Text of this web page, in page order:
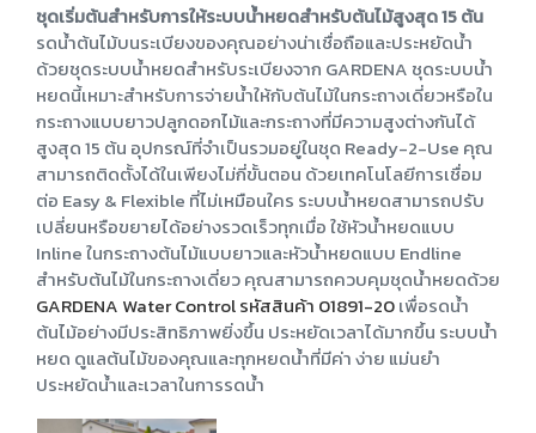
ชุดเริ่มต้นสำหรับการให้ระบบน้ำหยดสำหรับต้นไม้สูงสุด 15 ต้น
รดน้ำต้นไม้บนระเบียงของคุณอย่างน่าเชื่อถือและประหยัดน้ำ
ด้วยชุดระบบน้ำหยดสำหรับระเบียงจาก GARDENA ชุดระบบน้ำ
หยดนี้เหมาะสำหรับการจ่ายน้ำให้กับต้นไม้ในกระถางเดี่ยวหรือใน
กระถางแบบยาวปลูกดอกไม้และกระถางที่มีความสูงต่างกันได้
สูงสุด 15 ต้น อุปกรณ์ที่จำเป็นรวมอยู่ในชุด Ready-2-Use คุณ
สามารถติดตั้งได้ในเพียงไม่กี่ขั้นตอน ด้วยเทคโนโลยีการเชื่อม
ต่อ Easy & Flexible ที่ไม่เหมือนใคร ระบบน้ำหยดสามารถปรับ
เปลี่ยนหรือขยายได้อย่างรวดเร็วทุกเมื่อ ใช้หัวน้ำหยดแบบ
Inline ในกระถางต้นไม้แบบยาวและหัวน้ำหยดแบบ Endline
สำหรับต้นไม้ในกระถางเดี่ยว คุณสามารถควบคุมชุดน้ำหยดด้วย
GARDENA Water Control รหัสสินค้า 01891-20เพื่อรดน้ำ
ต้นไม้อย่างมีประสิทธิภาพยิ่งขึ้น ประหยัดเวลาได้มากขึ้น ระบบน้ำ
หยด ดูแลต้นไม้ของคุณและทุกหยดน้ำที่มีค่า ง่าย แม่นยำ
ประหยัดน้ำและเวลาในการรดน้ำ